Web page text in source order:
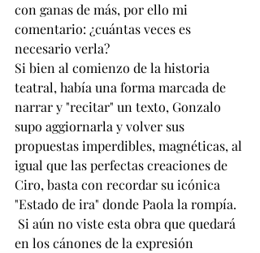
con ganas de más, por ello mi
comentario: ¿cuántas veces es
necesario verla?
Si bien al comienzo de la historia
teatral, había una forma marcada de
narrar y "recitar" un texto, Gonzalo
supo aggiornarla y volver sus
propuestas imperdibles, magnéticas, al
igual que las perfectas creaciones de
Ciro, basta con recordar su icónica
"Estado de ira" donde Paola la rompía.
en los cánones de la expresión